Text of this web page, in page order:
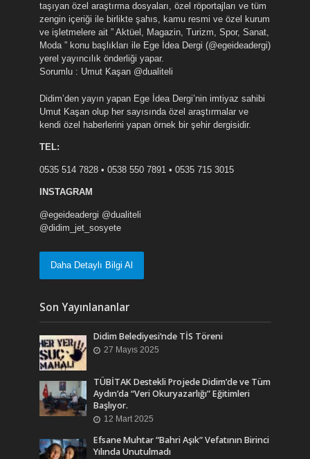
taşıyan özel araştırma dosyaları, özel röportajları ve tüm
zengin içeriği ile birlikte şahıs, kamu resmi ve özel kurum
ve işletmelere ait ” Aktüel, Magazin, Turizm, Spor, Sanat,
Moda ” konu başlıkları ile Ege İdea Dergi (@egeideadergi)
yerel yayıncılık önderliği yapar.
Sorumlu : Umut Kaşan @dualiteli
Didim’den yayın yapan Ege İdea Dergi’nin imtiyaz sahibi
Umut Kaşan olup her sayısında özel araştırmalar ve
kendi özel haberlerini yapan örnek bir şehir dergisidir.
TEL:
0535 514 7828 • 0538 550 7891 • 0535 715 3015
INSTAGRAM
@egeideadergi @dualiteli
@didim_jet_sosyete
Daha Detaylı Bilgi Al
Son Yayınlananlar
Didim Belediyesi’nde TİS Töreni
27 Mayıs 2025
TÜBİTAK Destekli Projede Didim’de ve Tüm
Aydın’da “Veri Okuryazarlığı” Eğitimleri
Başlıyor.
12 Mart 2025
Efsane Muhtar “Bahri Aşık” Vefatının Birinci
Yılında Unutulmadı